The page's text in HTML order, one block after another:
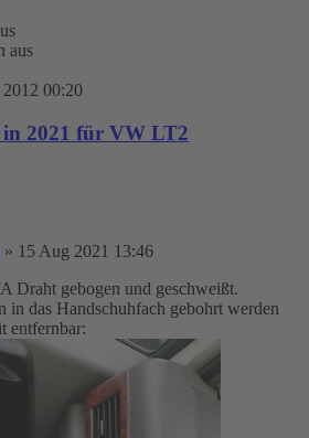
00:20
2021 für VW LT2
» 15 Aug 2021 13:46
Draht gebogen und geschweißt.
in das Handschuhfach gebohrt werden
entfernbar: